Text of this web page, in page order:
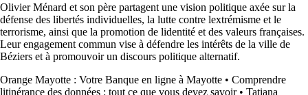
Olivier Ménard et son père partagent une vision politique axée sur la
défense des libertés individuelles, la lutte contre lextrémisme et le
terrorisme, ainsi que la promotion de lidentité et des valeurs françaises.
Leur engagement commun vise à défendre les intérêts de la ville de
Béziers et à promouvoir un discours politique alternatif.
Orange Mayotte : Votre Banque en ligne à Mayotte • Comprendre
litinérance des données : tout ce que vous devez savoir• Tatiana